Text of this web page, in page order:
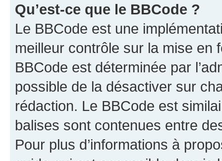
Qu’est-ce que le BBCode ?
Le BBCode est une
meilleur contrôle sur la mise en
BBCode est déterminée par
possible de la désactiver sur
rédaction. Le BBCode est
balises sont contenues entre
Pour plus d’informations à